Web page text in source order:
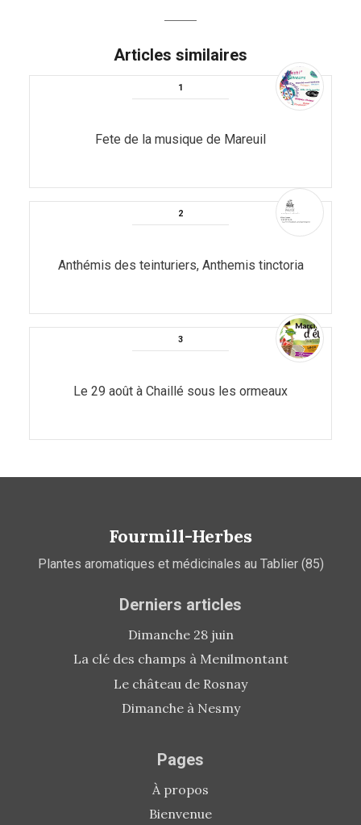
Articles similaires
Fete de la musique de Mareuil
Anthémis des teinturiers, Anthemis tinctoria
Le 29 août à Chaillé sous les ormeaux
Fourmill-Herbes
Plantes aromatiques et médicinales au Tablier (85)
Derniers articles
Dimanche 28 juin
La clé des champs à Menilmontant
Le château de Rosnay
Dimanche à Nesmy
Pages
À propos
Bienvenue